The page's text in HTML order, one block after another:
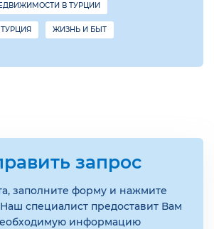
В ТУРЦИИ
ЖИЗНЬ И БЫТ
запрос
заполните форму и нажмите
специалист предоставит Вам
информацию